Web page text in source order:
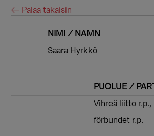
← Palaa takaisin
NIMI / NAMN
Saara Hyrkkö
PUOLUE /
Vihreä liitto
förbundet r.p.